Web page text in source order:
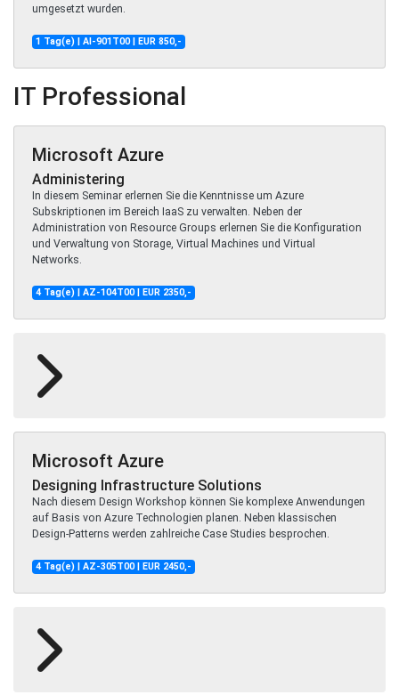
umgesetzt wurden.
1 Tag(e) | AI-901T00 | EUR 850,-
IT Professional
Microsoft Azure
Administering
In diesem Seminar erlernen Sie die Kenntnisse um Azure
Subskriptionen im Bereich IaaS zu verwalten. Neben der
Administration von Resource Groups erlernen Sie die Konfiguration
und Verwaltung von Storage, Virtual Machines und Virtual
Networks.
4 Tag(e) | AZ-104T00 | EUR 2350,-
Microsoft Azure
Designing Infrastructure Solutions
Nach diesem Design Workshop können Sie komplexe Anwendungen
auf Basis von Azure Technologien planen. Neben klassischen
Design-Patterns werden zahlreiche Case Studies besprochen.
4 Tag(e) | AZ-305T00 | EUR 2450,-